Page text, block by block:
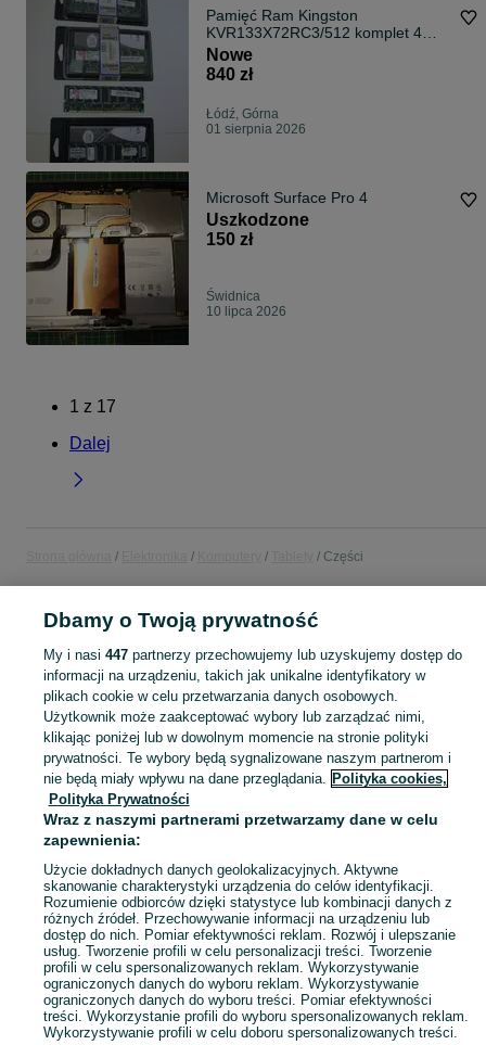
Pamięć Ram Kingston
KVR133X72RC3/512 komplet 4
kości
Nowe
840 zł
Łódź, Górna
01 sierpnia 2026
Microsoft Surface Pro 4
Uszkodzone
150 zł
Świdnica
10 lipca 2026
1 z 17
Dalej
Części
POLSKA
KATEGORIA
Zobacz
Mapa kategorii
Mapa miejscowości
Mapa ministron
Popularne wyszukiwania
Dbamy o Twoją prywatność
My i nasi 447partnerzy przechowujemy lub uzyskujemy dostęp do
informacji na urządzeniu, takich jak unikalne identyfikatory w
plikach cookie w celu przetwarzania danych osobowych.
Użytkownik może zaakceptować wybory lub zarządzać nimi,
klikając poniżej lub w dowolnym momencie na stronie polityki
prywatności. Te wybory będą sygnalizowane naszym partnerom i
nie będą miały wpływu na dane przeglądania. Polityka cookies,
Polityka Prywatności
Wraz z naszymi partnerami przetwarzamy dane w celu
zapewnienia:
Użycie dokładnych danych geolokalizacyjnych. Aktywne
skanowanie charakterystyki urządzenia do celów identyfikacji.
Rozumienie odbiorców dzięki statystyce lub kombinacji danych z
różnych źródeł. Przechowywanie informacji na urządzeniu lub
dostęp do nich. Pomiar efektywności reklam. Rozwój i ulepszanie
usług. Tworzenie profili w celu personalizacji treści. Tworzenie
profili w celu spersonalizowanych reklam. Wykorzystywanie
ograniczonych danych do wyboru reklam. Wykorzystywanie
ograniczonych danych do wyboru treści. Pomiar efektywności
treści. Wykorzystanie profili do wyboru spersonalizowanych reklam.
Wykorzystywanie profili w celu doboru spersonalizowanych treści.